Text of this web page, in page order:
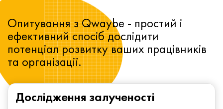
Дослідження залученості
Опитування з Qwaybe - простий і
ефективний спосіб дослідити
потенціал розвитку ваших працівників
та організації.